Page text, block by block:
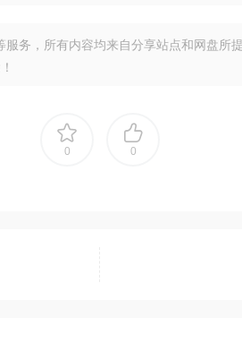
务，所有内容均来自分享站点和网盘所
0 0